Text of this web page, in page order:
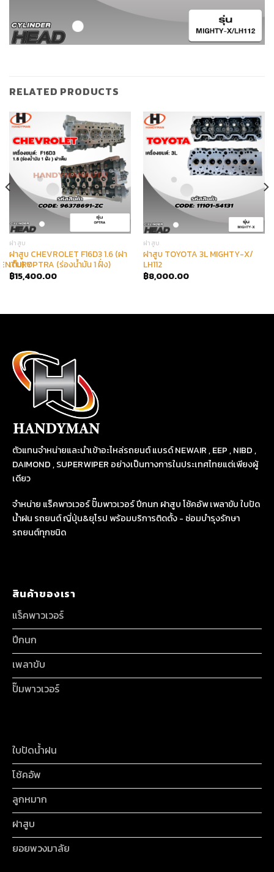
RELATED PRODUCTS
ฝาสูบ
ฝาสูบ CHEVROLET F16D3 1.6 (ฝา
เต็ม) OPTRA (ร่องน้ำมัน 1 ฝั่ง)
฿15,400.00
ฝาสูบ
ฝาสูบ TOYOTA 3L MIGHTY-X/
LH112
฿8,000.00
ตัวแทนจำหน่ายและนำเข้าอะไหล่รถยนต์ แบรด์ NEWAIR , EEP , NIBD ,
DAIMOND , SUPERWIPER อย่างเป็นทางการในประเทศไทยแต่เพียงผู้
เดียว
จำหน่าย แร็คพาวเวอร์ ปั๊มพาวเวอร์ ปีกนก ฝาสูบ โช้คอัพ เพลาขับ ใบปัด
น้ำฝน รถยนต์ ญี่ปุ่น&ยุโรป พร้อมบริการติดตั้ง - ซ่อมบำรุงรักษา
รถยนต์ทุกชนิด
สินค้าของเรา
แร็คพาวเวอร์
ปีกนก
เพลาขับ
ปั๊มพาวเวอร์
ใบปัดน้ำฝน
โช้คอัพ
ลูกหมาก
ฝาสูบ
ยอยพวงมาลัย